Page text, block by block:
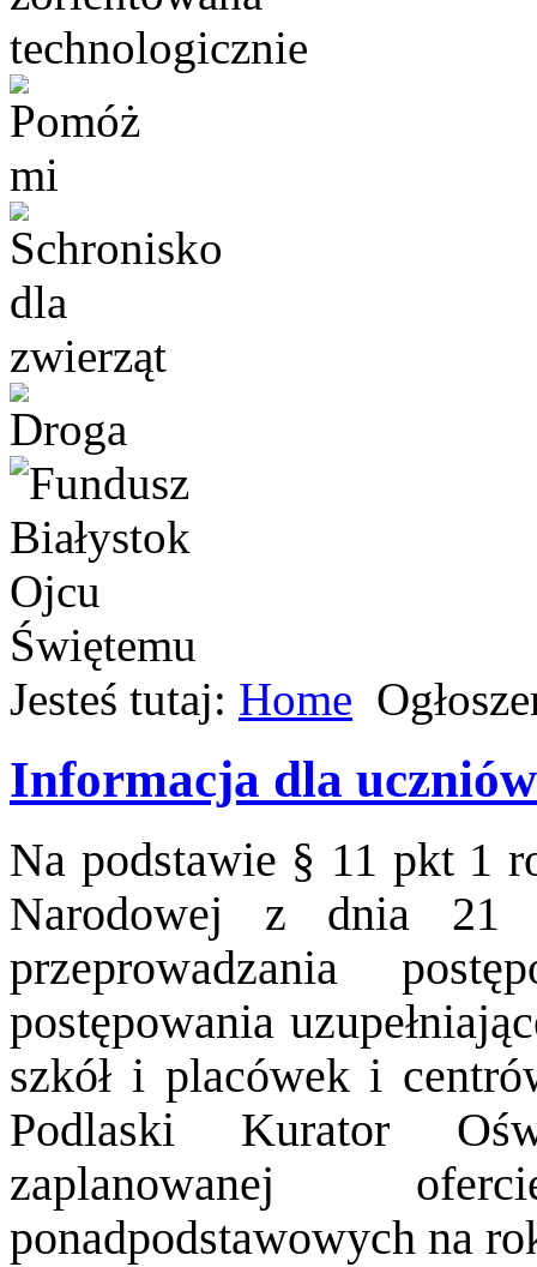
Jesteś tutaj: Home
Informacja dla
Na podstawie § 11 pkt 1
Narodowej z dnia 21
przeprowadzania
postępowania
szkół i placówek i
Podlaski Kurator
zaplanowanej
ponadpodstawowych na